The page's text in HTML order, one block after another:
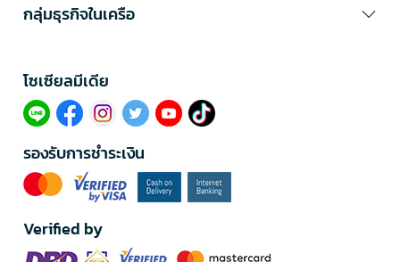
กลุ่มธุรกิจในเครือ
โซเซียลมีเดีย​
รองรับการชำระเงิน
Verified by